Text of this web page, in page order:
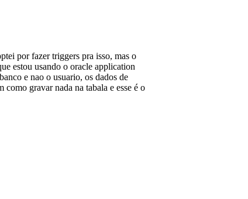
por fazer triggers pra isso, mas o
estou usando o oracle application
e nao o usuario, os dados de
como gravar nada na tabala e esse é o